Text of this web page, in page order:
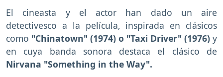
El cineasta y el actor han dado un aire
detectivesco a la película, inspirada en clásicos
como "Chinatown" (1974) o "Taxi Driver" (1976) y
en cuya banda sonora destaca el clásico de
Nirvana "Something in the Way".